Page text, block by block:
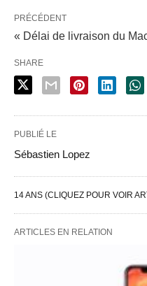
PRÉCÉDENT
« Délai de livraison du
SHARE
PUBLIÉ LE
Sébastien Lopez
14 ANS (CLIQUEZ POUR VOIR
ARTICLES EN RELATION